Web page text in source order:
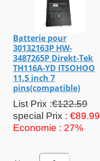
Batterie pour
30132163P HW-
3487265P Direkt-Tek
TH116A-YD ITSOHOO
11.5 inch 7
pins(compatible)
List Prix :€122.59
special Prix : €89.99
Economie : 27%